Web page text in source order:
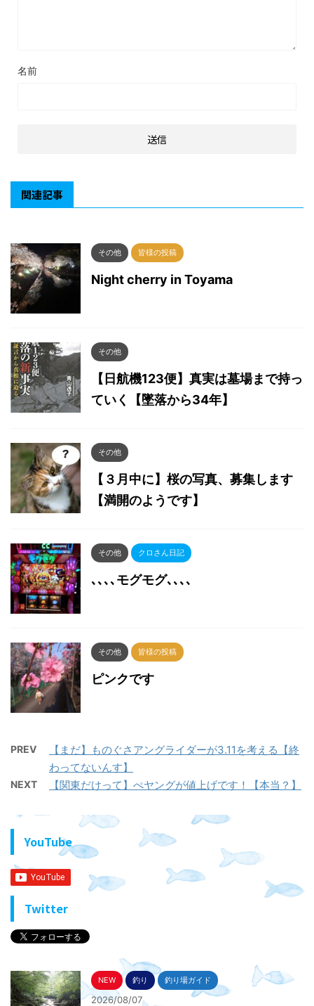
名前
関連記事
その他 皆様の投稿
Night cherry in Toyama
その他
【日航機123便】真実は墓場まで持っ
ていく【墜落から34年】
その他
【３月中に】桜の写真、募集します
【満開のようです】
その他 クロさん日記
､､､､モグモグ､､､､
その他 皆様の投稿
ピンクです
PREV
【まだ】ものぐさアングライダーが3.11を考える【終
わってないんす】
NEXT 【関東だけって】ぺヤングが値上げです！【本当？】
YouTube
Twitter
NEW 釣り 釣り場ガイド
2026/08/07